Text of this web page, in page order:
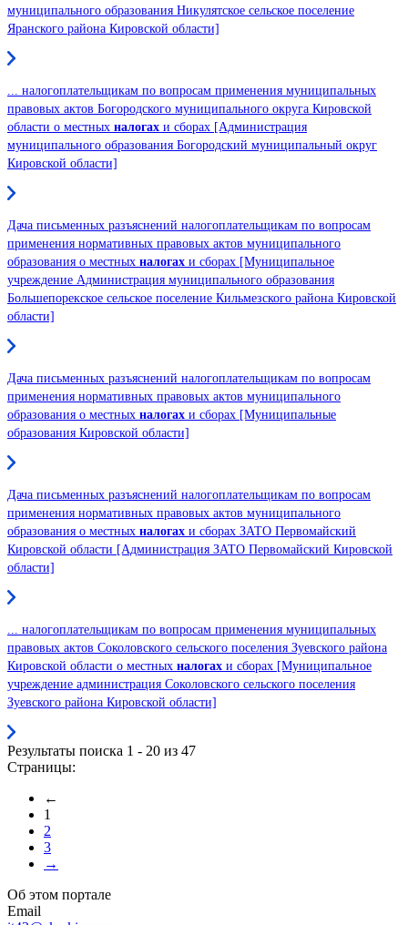
муниципального образования Никулятское сельское поселение
Яранского района Кировской области]
... налогоплательщикам по вопросам применения муниципальных
правовых актов Богородского муниципального округа Кировской
области о местных налогах и сборах [Администрация
муниципального образования Богородский муниципальный округ
Кировской области]
Дача письменных разъяснений налогоплательщикам по вопросам
применения нормативных правовых актов муниципального
образования о местных налогах и сборах [Муниципальное
учреждение Администрация муниципального образования
Большепорекское сельское поселение Кильмезского района Кировской
области]
Дача письменных разъяснений налогоплательщикам по вопросам
применения нормативных правовых актов муниципального
образования о местных налогах и сборах [Муниципальные
образования Кировской области]
Дача письменных разъяснений налогоплательщикам по вопросам
применения нормативных правовых актов муниципального
образования о местных налогах и сборах ЗАТО Первомайский
Кировской области [Администрация ЗАТО Первомайский Кировской
области]
... налогоплательщикам по вопросам применения муниципальных
правовых актов Соколовского сельского поселения Зуевского района
Кировской области о местных налогах и сборах [Муниципальное
учреждение администрация Соколовского сельского поселения
Зуевского района Кировской области]
Результаты поиска 1 - 20 из 47
Страницы:
←
1
2
3
→
Об этом портале
Email